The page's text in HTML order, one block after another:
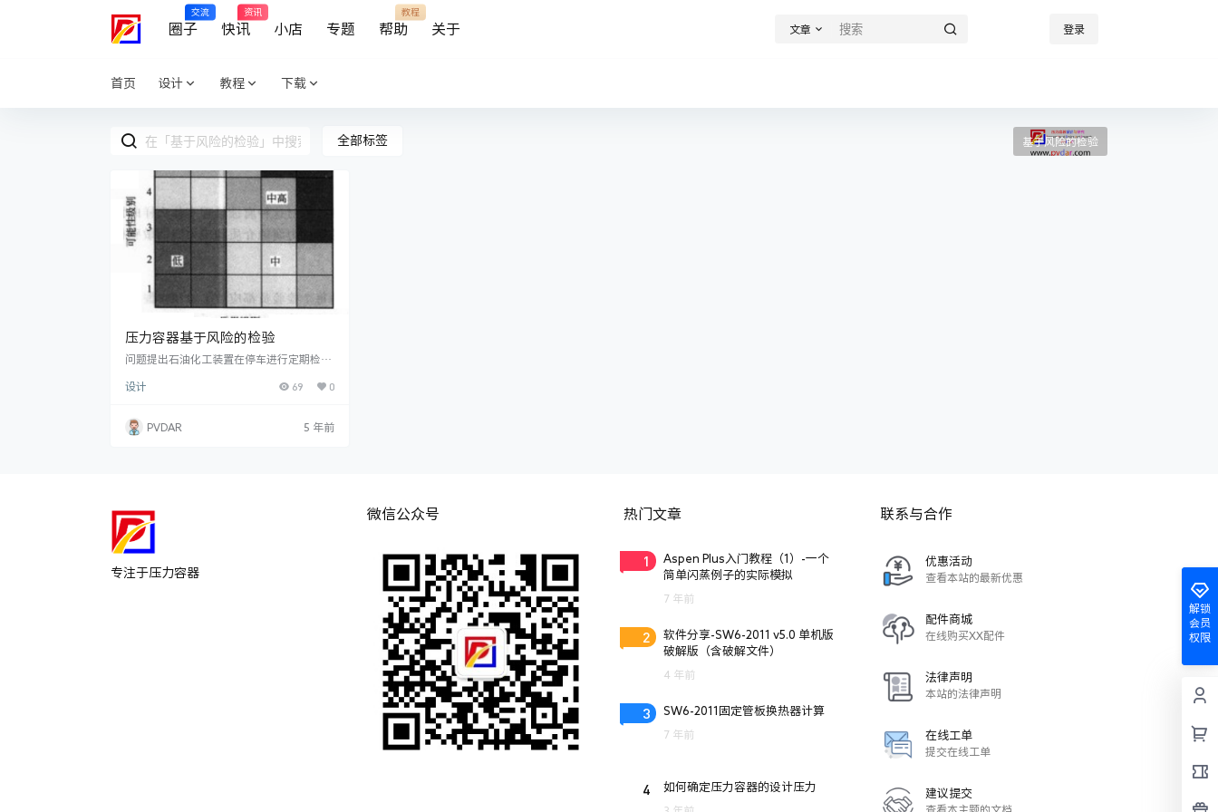
圈子
交流
快讯
资讯
小店 专题 帮助
教程
关于 文章 登录
首页 设计 教程 下载
全部标签 基于风险的检验
压力容器基于风险的检验
问题提出石油化工装置在停车进行定期检验
产效益。在进行压力容器定期检验时清洗、
化剂的再生等都要花费大量的费用。对于绝
大多数重要压力容器来说，这些辅助工作所
设计 69 0
PVDAR 5 年前
解锁
会员
权限
专注于压力容器
微信公众号 热门文章
1
Aspen Plus入门教程（1）-一个
简单闪蒸例子的实际模拟
7 年前
2
软件分享-SW6-2011 v5.0 单机版
破解版（含破解文件）
4 年前
3 SW6-2011固定管板换热器计算
7 年前
4 如何确定压力容器的设计压力
联系与合作
优惠活动
查看本站的最新优惠
配件商城
在线购买XX配件
法律声明
本站的法律声明
在线工单
提交在线工单
建议提交
查看本主题的文档